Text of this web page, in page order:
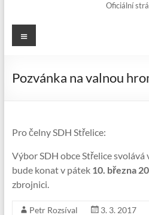
Oficiální
Menu
Pozvánka na valnou
Pro čelny SDH Střelice:
Výbor SDH obce Střelice
bude konat v pátek 10. března
zbrojnici.
Petr Rozsíval
3. 3. 2017